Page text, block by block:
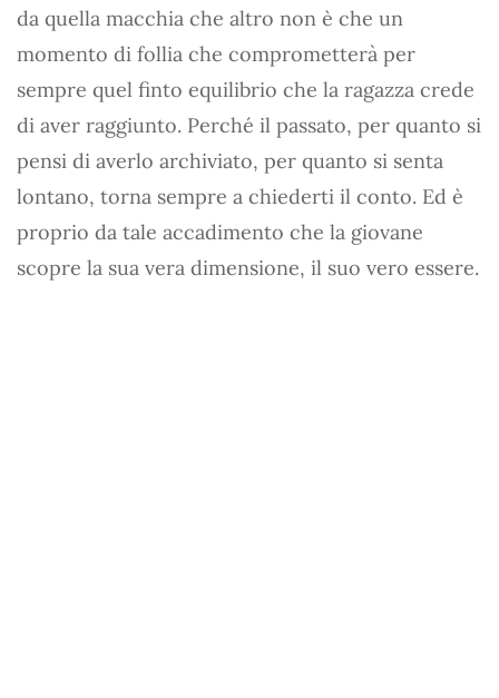
da quella macchia che altro non è che un
momento di follia che comprometterà per
sempre quel finto equilibrio che la ragazza crede
di aver raggiunto. Perché il passato, per quanto si
pensi di averlo archiviato, per quanto si senta
lontano, torna sempre a chiederti il conto. Ed è
proprio da tale accadimento che la giovane
scopre la sua vera dimensione, il suo vero essere.